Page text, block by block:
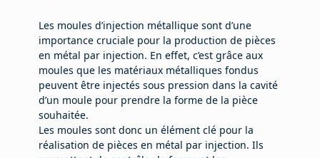
Les moules d’injection métallique sont d’une
importance cruciale pour la production de pièces
en métal par injection. En effet, c’est grâce aux
moules que les matériaux métalliques fondus
peuvent être injectés sous pression dans la cavité
d’un moule pour prendre la forme de la pièce
souhaitée.
Les moules sont donc un élément clé pour la
réalisation de pièces en métal par injection. Ils